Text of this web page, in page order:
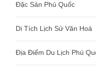
Đặc Sản Phú Quốc
Di Tích Lịch Sử Văn Hoá
Địa Điểm Du Lịch Phú